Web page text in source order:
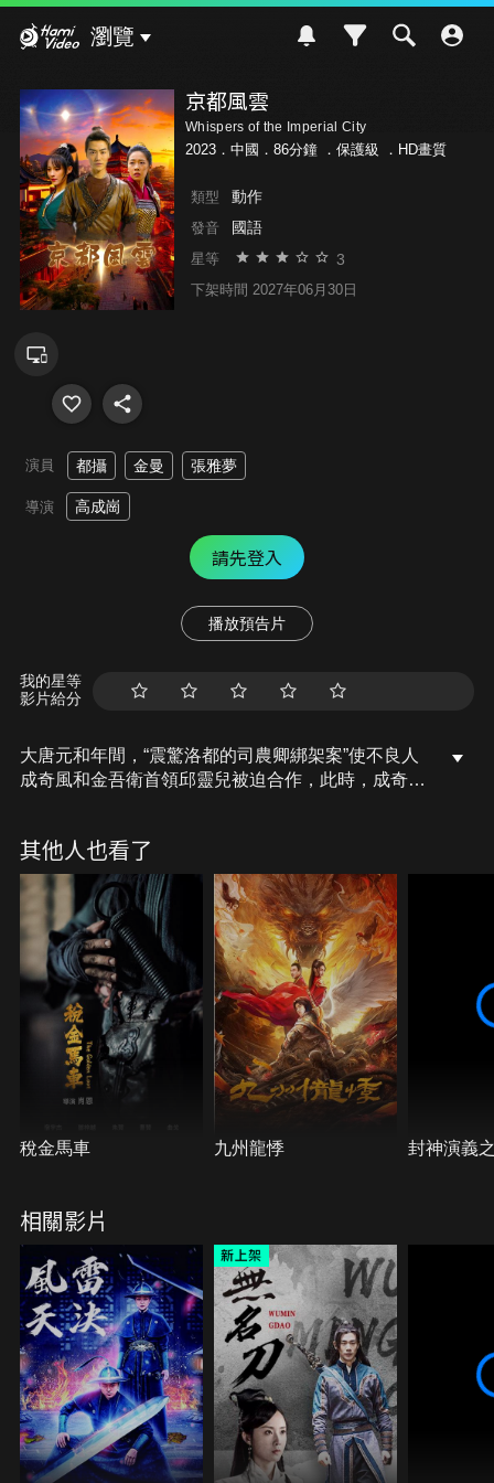
瀏覽
京都風雲
Whispers of the Imperial City
2023．中國．86分鐘 ． 保護級 ．HD畫質
類型 動作
發音 國語
星等 3
下架時間 2027年06月30日
演員 都攝 金曼 張雅夢
導演 高成崗
請先登入
播放預告片
我的星等
影片給分
大唐元和年間，“震驚洛都的司農卿綁架案”使不良人
成奇風和金吾衛首領邱靈兒被迫合作，此時，成奇風
的驚天陰謀。
其他人也看了
稅金馬車 九州龍悸 封神演義
相關影片